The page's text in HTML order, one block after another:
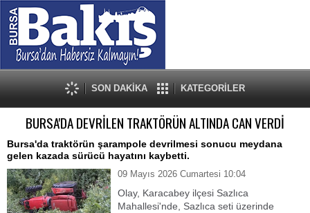
SON DAKİKA KATEGORİLER
BURSA'DA DEVRİLEN TRAKTÖRÜN ALTINDA CAN VERDİ
Bursa'da traktörün şarampole devrilmesi sonucu meydana
gelen kazada sürücü hayatını kaybetti.
09 Mayıs 2026 Cumartesi 10:04
Olay, Karacabey ilçesi Sazlıca
Mahallesi'nde, Sazlıca seti üzerinde